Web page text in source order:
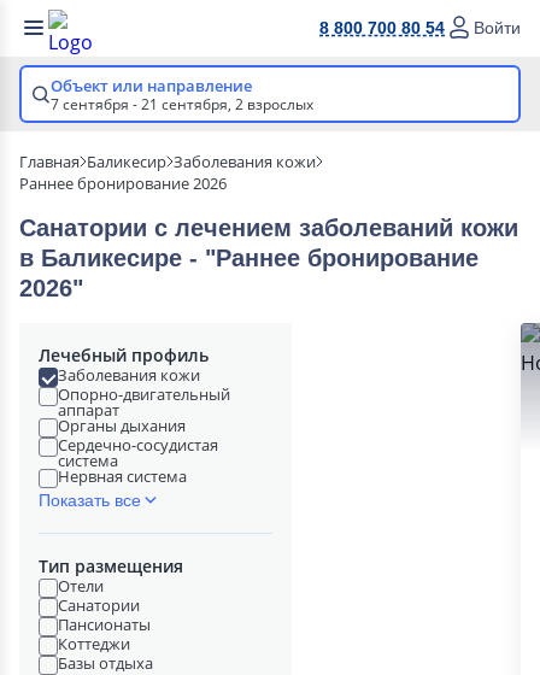
8 800 700 80 54 Войти
Объект или направление
7 сентября - 21 сентября, 2 взрослых
Главная Баликесир Заболевания кожи
Раннее бронирование 2026
Санатории с лечением заболеваний кожи
в Баликесире - "Раннее бронирование
2026"
Лечебный профиль
Заболевания кожи
Опорно-двигательный
аппарат
Органы дыхания
Сердечно-сосудистая
система
Нервная система
Показать все
Тип размещения
Отели
Санатории
Пансионаты
Коттеджи
Базы отдыха